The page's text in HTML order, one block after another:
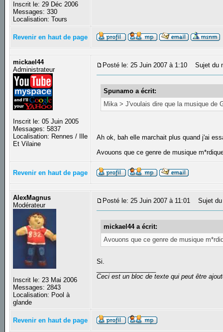
Inscrit le: 29 Déc 2006
Messages: 330
Localisation: Tours
Revenir en haut de page
mickael44
Administrateur
Inscrit le: 05 Juin 2005
Messages: 5837
Localisation: Rennes / Ille
Et Vilaine
Posté le: 25 Juin 2007 à 1:10 Sujet du
Spunamo a écrit:
Mika > J'voulais dire que la musique de
Ah ok, bah elle marchait plus quand j'ai
Avouons que ce genre de musique
Revenir en haut de page
AlexMagnus
Modérateur
Inscrit le: 23 Mai 2006
Messages: 2843
Localisation: Pool à
glande
Posté le: 25 Juin 2007 à 11:01 Sujet du
mickael44 a écrit:
Avouons que ce genre de musique
Si.
Ceci est un bloc de texte qui peut être
Revenir en haut de page